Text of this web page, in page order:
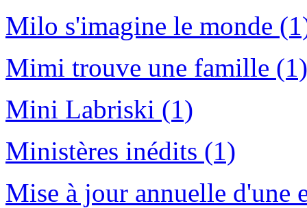
Milo s'imagine le monde
Mimi trouve une famille (1)
Mini Labriski (1)
Ministères inédits (1)
Mise à jour annuelle d'une